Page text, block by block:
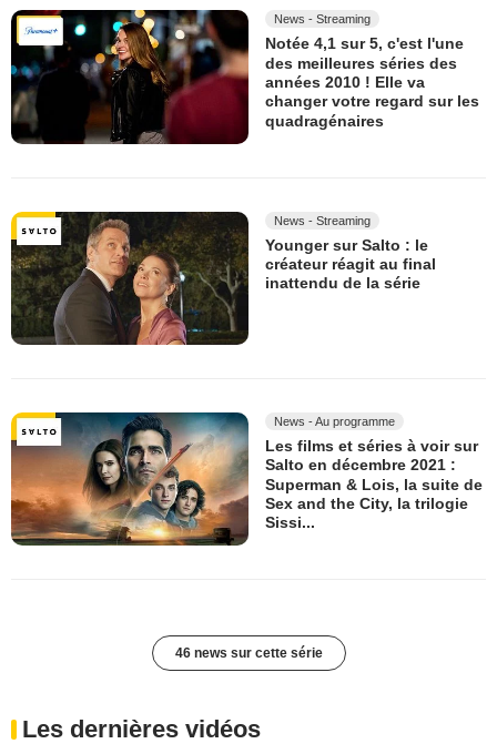
News - Streaming
Notée 4,1 sur 5, c'est l'une
des meilleures séries des
années 2010 ! Elle va
changer votre regard sur les
quadragénaires
News - Streaming
Younger sur Salto : le
créateur réagit au final
inattendu de la série
News - Au programme
Les films et séries à voir sur
Salto en décembre 2021 :
Superman & Lois, la suite de
Sex and the City, la trilogie
Sissi...
46 news sur cette série
Les dernières vidéos